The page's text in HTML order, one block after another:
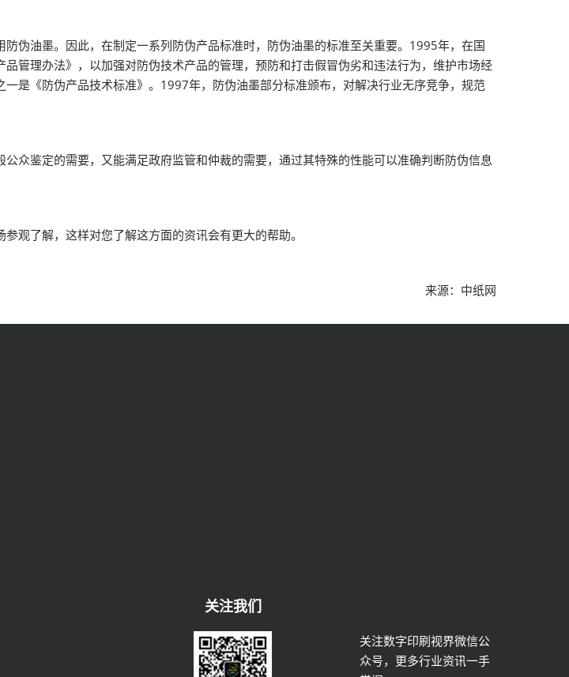
油墨。因此，在制定一系列防伪产品标准时，防伪油墨的标准至关重要。1995年，在国
管理办法》，以加强对防伪技术产品的管理，预防和打击假冒伪劣和违法行为，维护市场经
是《防伪产品技术标准》。1997年，防伪油墨部分标准颁布，对解决行业无序竞争，规范
鉴定的需要，又能满足政府监管和仲裁的需要，通过其特殊的性能可以准确判断防伪信息
了解，这样对您了解这方面的资讯会有更大的帮助。
来源：中纸网
关注我们
关注数字印刷视界微信公
众号，更多行业资讯一手